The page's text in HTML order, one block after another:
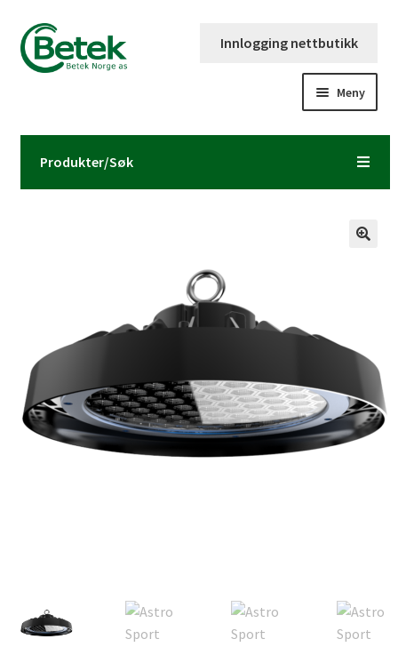
Hopp
til
navigasjon
Hopp
til
innhold
Innlogging nettbutikk
Meny
Forsiden
Produkter/Søk